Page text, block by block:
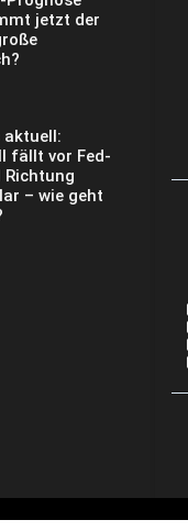
jetzt der
aktuell:
fällt vor Fed-
Richtung
– wie geht